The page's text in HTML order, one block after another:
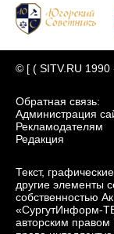
© [ ( SITV.RU 1990
Обратная связь:
Администрация
Рекламодателям
Редакция
Текст,
другие элементы
собственностью
«СургутИнформ-
авторским